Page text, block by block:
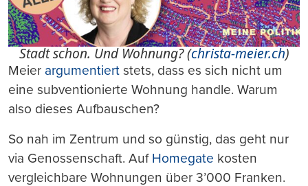
Stadt schon. Und Wohnung? (christa-meier.ch)
Meier argumentiert stets, dass es sich nicht um
eine subventionierte Wohnung handle. Warum
also dieses Aufbauschen?
So nah im Zentrum und so günstig, das geht nur
via Genossenschaft. Auf Homegate kosten
vergleichbare Wohnungen über 3’000 Franken.